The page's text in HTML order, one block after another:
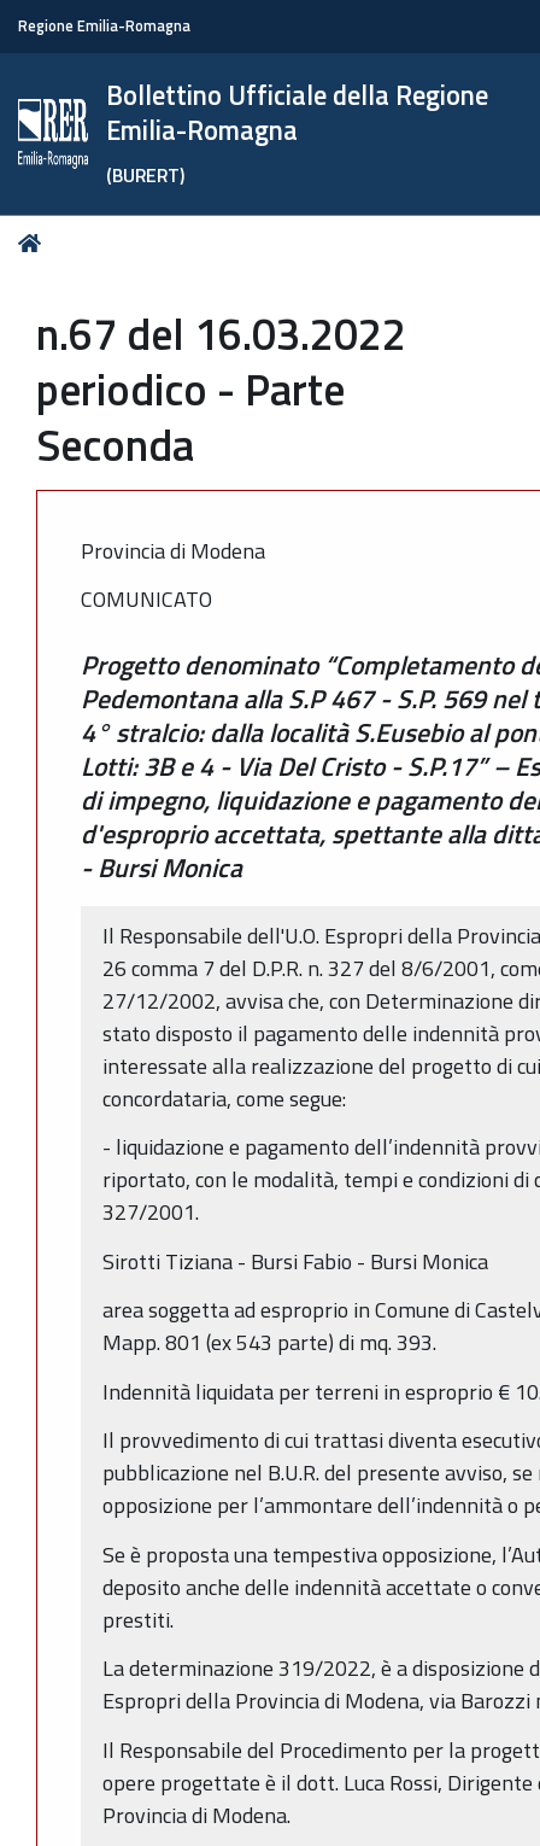
Regione Emilia-Romagna
Bollettino Ufficiale della Regione
Emilia-Romagna
(BURERT)
Tu
n.67 del 16.03.2022
periodico - Parte
Seconda
Provincia di Modena
COMUNICATO
Progetto denominato “Completamento
Pedemontana alla S.P 467 - S.P. 569
4° stralcio: dalla località S.Eusebio al
Lotti: 3B e 4 - Via Del Cristo - S.P.17” –
di impegno, liquidazione e pagamento
d'esproprio accettata, spettante alla
- Bursi Monica
Il Responsabile dell'U.O. Espropri della
26 comma 7 del D.P.R. n. 327 del 8/6/2001,
27/12/2002, avvisa che, con Determinazione
stato disposto il pagamento delle indennità
interessate alla realizzazione del progetto di
concordataria, come segue:
- liquidazione e pagamento dell’indennità
riportato, con le modalità, tempi e condizioni di
327/2001.
Sirotti Tiziana - Bursi Fabio - Bursi Monica
area soggetta ad esproprio in Comune di
Mapp. 801 (ex 543 parte) di mq. 393.
Indennità liquidata per terreni in esproprio €
Il provvedimento di cui trattasi diventa
pubblicazione nel B.U.R. del presente avviso,
opposizione per l’ammontare dell’indennità o
Se è proposta una tempestiva opposizione,
deposito anche delle indennità accettate o
prestiti.
La determinazione 319/2022, è a disposizione
Espropri della Provincia di Modena, via Barozzi
Il Responsabile del Procedimento per la
opere progettate è il dott. Luca Rossi,
Provincia di Modena.